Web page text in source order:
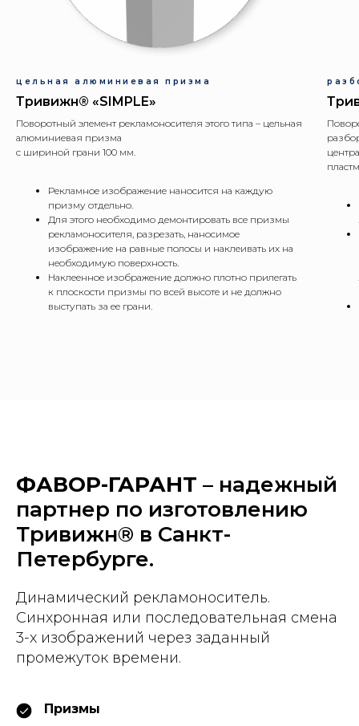
цельная алюминиевая призма
Тривижн® «SIMPLE»
Поворотный элемент рекламоносителя этого типа – цельная
алюминиевая призма
с шириной грани 100 мм.
Рекламное изображение наносится на каждую
призму отдельно.
Для этого необходимо демонтировать все призмы
рекламоносителя, разрезать, наносимое
изображение на равные полосы и наклеивать их на
необходимую поверхность.
Наклеенное изображение должно плотно прилегать
к плоскости призмы по всей высоте и не должно
выступать за ее грани.
ФАВОР-ГАРАНТ – надежный
партнер по изготовлению
Тривижн® в Санкт-
Петербурге.
Динамический рекламоноситель.
Синхронная или последовательная смена
3-х изображений через заданный
промежуток времени.
Призмы